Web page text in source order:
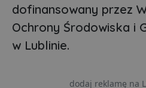
dofinansowany przez
Ochrony Środowiska i
w Lublinie.
dodaj reklamę na